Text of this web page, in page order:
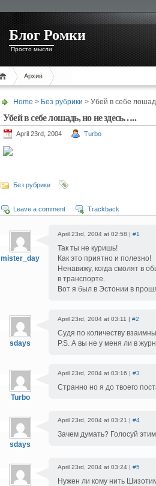
Блог Ромки
Просто мысли
Архив
Home > Без рубрики > Убей в себе
Убей в себе лошадь, но не здесь…..
April 23rd, 2004 Turbo
Без рубрики
Leave a comment Trackback
mister_day
April 23rd, 2004 at 02:58 | #1
Так ты не куришь!
Как это приятно и полезно!
Ненавижу, когда смолят в
в транспорте.
Вот я был в Эстонии в
sdays
April 23rd, 2004 at 03:11 | #2
Судя по количеству
P.S. А вы не у меня ли в
Turbo
April 23rd, 2004 at 03:16 | #3
Странно но я до твоего
sdays
April 23rd, 2004 at 03:21 | #4
Зачем думать? Голосуй
April 23rd, 2004 at 03:24 | #5
Нужен ли кому нить